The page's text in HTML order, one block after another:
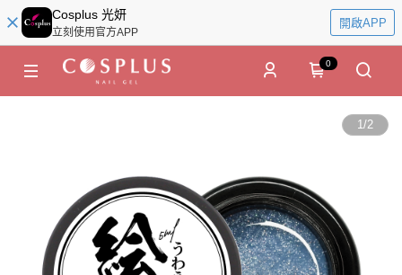
Cosplus 光妍
立刻使用官方APP
開啟APP
0
1/2